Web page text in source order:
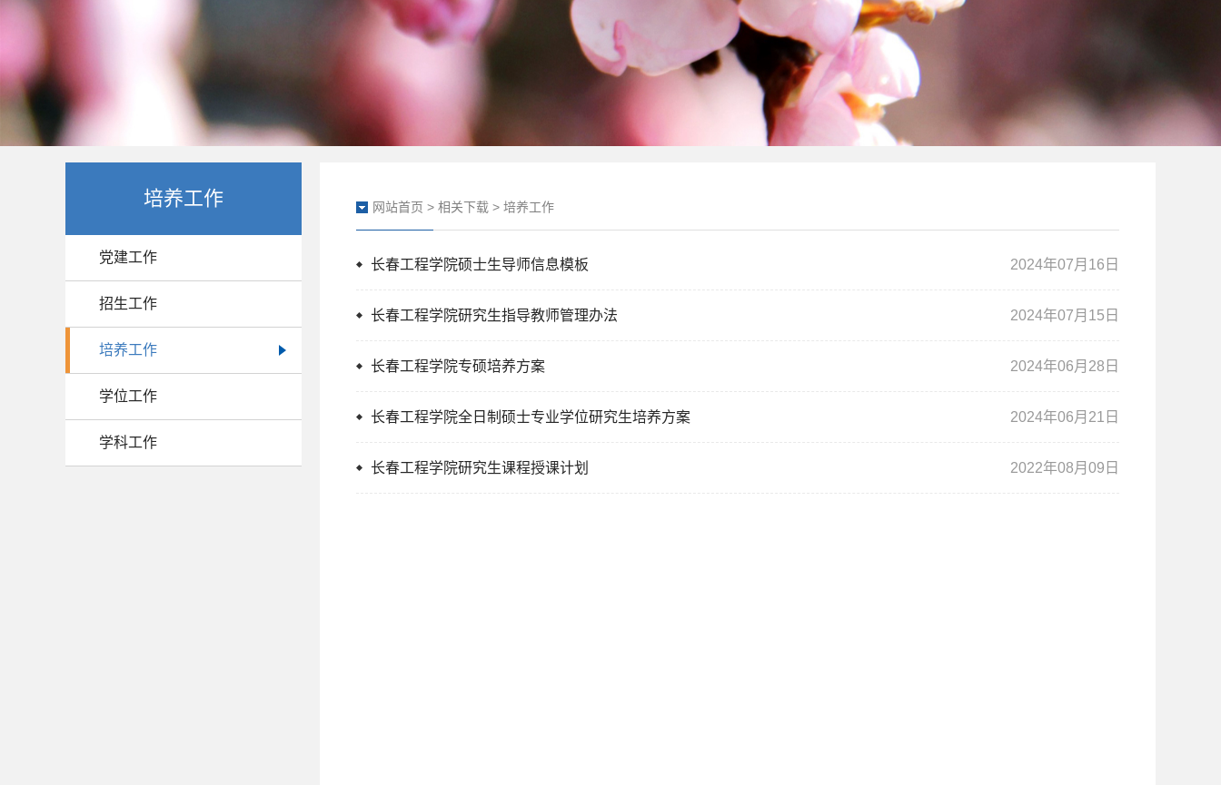
培养工作
党建工作
招生工作
培养工作
学位工作
学科工作
网站首页 > 相关下载 > 培养工作
2024年07月16日
长春工程学院硕士生导师信息模板
2024年07月15日
长春工程学院研究生指导教师管理办法
2024年06月28日
长春工程学院专硕培养方案
2024年06月21日
长春工程学院全日制硕士专业学位研究生培养方案
2022年08月09日
长春工程学院研究生课程授课计划